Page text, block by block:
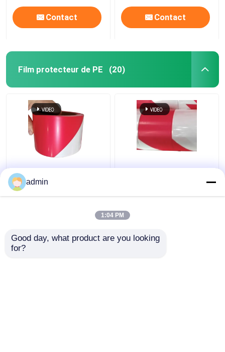
Contact Contact
Film protecteur de PE (20)
Avertissement de
circulation PE Film de
protection noir jaune
80 - 150 microns film
admin
1:04 PM
Good day, what product are you looking
for?